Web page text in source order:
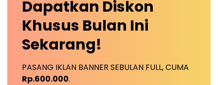
Dapatkan Diskon
Khusus Bulan Ini
Sekarang!
PASANG IKLAN BANNER SEBULAN FULL, CUMA
Rp.600.000.